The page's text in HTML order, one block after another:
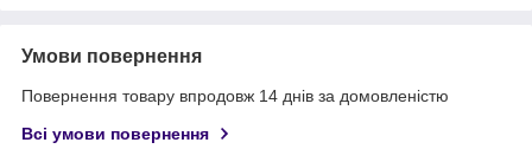
Умови повернення
Повернення товару впродовж 14 днів за домовленістю
Всі умови повернення